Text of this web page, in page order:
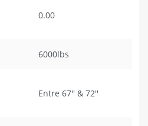
0.00
6000lbs
Entre 67'' & 72''